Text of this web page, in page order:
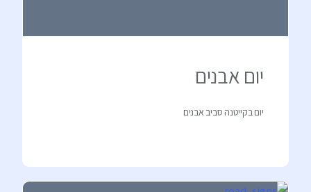
יום אבנים
יום בקייטנה סביב אבנים